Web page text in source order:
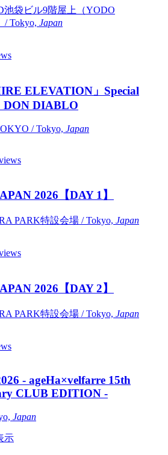
池袋ビル9階屋上（YODO
/ Tokyo, Japan
ELEVATION」Special
DON DIABLO
/ Tokyo, Japan
2026【DAY 1】
PARK特設会場 / Tokyo, Japan
2026【DAY 2】
PARK特設会場 / Tokyo, Japan
- ageHa×velfarre 15th
CLUB EDITION -
Japan
示